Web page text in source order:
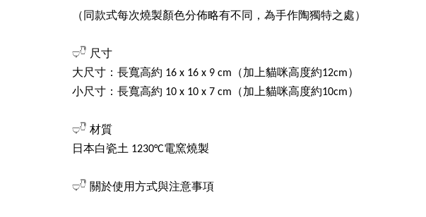
（同款式每次燒製顏色分佈略有不同，為手作陶獨特之處）
𓂑𓎹 尺寸
大尺寸：長寬高約 16 x 16 x 9 cm（加上貓咪高度約12cm）
小尺寸：長寬高約 10 x 10 x 7 cm（加上貓咪高度約10cm）
𓂑𓎹 材質
日本白瓷土 1230°C電窯燒製
𓂑𓎹 關於使用方式與注意事項